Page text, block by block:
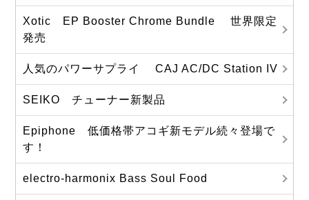
Xotic EP Booster Chrome Bundle 世界限定
発売
人気のパワーサプライ CAJ AC/DC Station IV
SEIKO チューナー新製品
Epiphone 低価格帯アコギ新モデル続々登場で
す！
electro-harmonix Bass Soul Food